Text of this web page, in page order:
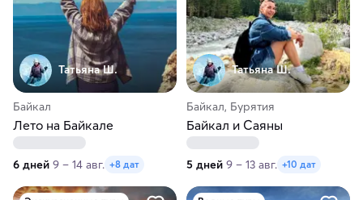
Татьяна Ш.
Байкал
Лето на Байкале
6 дней 9 – 14 авг. +8 дат
Татьяна Ш.
Байкал, Бурятия
Байкал и Саяны
5 дней 9 – 13 авг. +10 дат